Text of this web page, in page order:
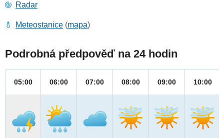
Radar
Meteostanice (mapa)
Podrobná předpověď na 24 hodin
05:00 06:00 07:00 08:00 09:00 10:00